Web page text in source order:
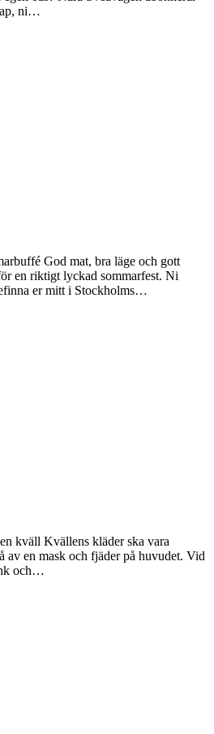
ni…
God mat, bra läge och gott
en riktigt lyckad sommarfest. Ni
er mitt i Stockholms…
kväll Kvällens kläder ska vara
av en mask och fjäder på huvudet. Vid
och…